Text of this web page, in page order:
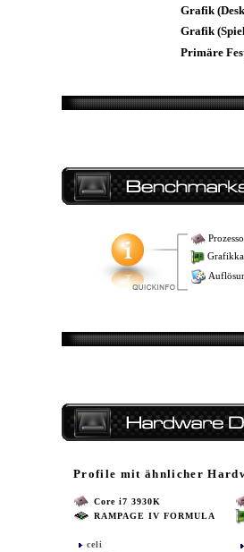
Grafik
Grafik
Primäre
Profile mit ähnlicher
Core i7 3930K
RAMPAGE IV FORMULA
celi